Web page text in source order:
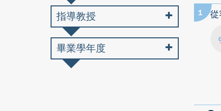
1 從
指導教授
畢業學年度